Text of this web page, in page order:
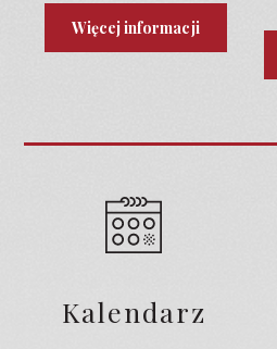
Więcej informacji
Kalendarz